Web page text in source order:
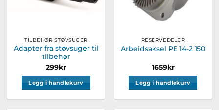
TILBEHØR STØVSUGER
Adapter fra støvsuger til
tilbehør
299kr
Legg i handlekurv
RESERVEDELER
Arbeidsaksel PE 14-2 150
1659kr
Legg i handlekurv